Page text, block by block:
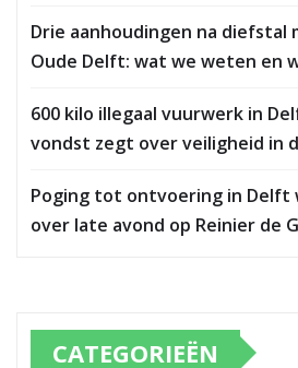
Drie aanhoudingen na diefstal
Oude Delft: wat we weten en
600 kilo illegaal vuurwerk in
vondst zegt over veiligheid in
Poging tot ontvoering in Delft
over late avond op Reinier de
CATEGORIEËN